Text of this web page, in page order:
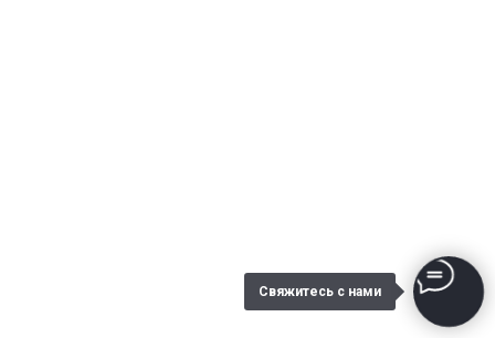
Свяжитесь с нами